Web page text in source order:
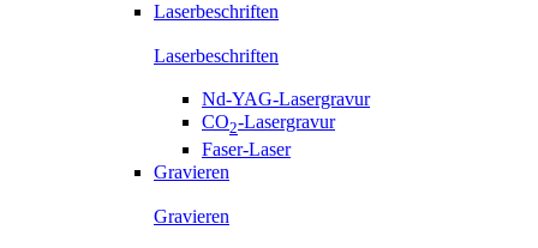
Laserbeschriften
Laserbeschriften
Nd-YAG-Lasergravur
CO2-Lasergravur
Faser-Laser
Gravieren
Gravieren